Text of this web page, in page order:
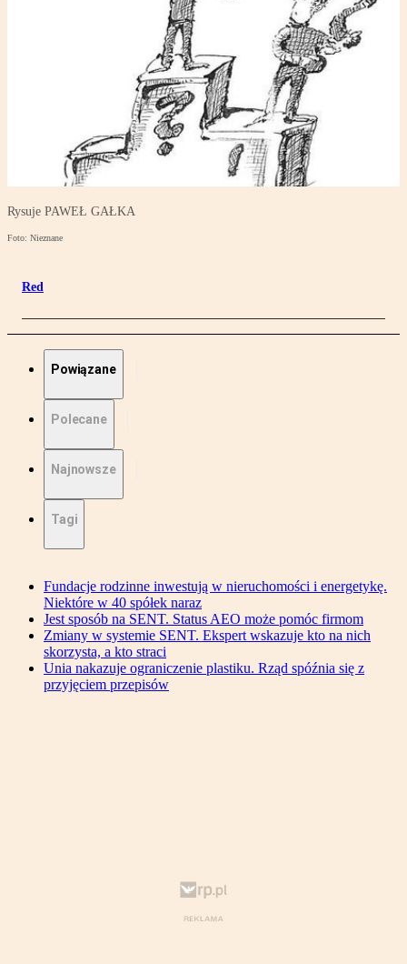
Rysuje PAWEŁ GAŁKA
Foto: Nieznane
Red
Powiązane
Polecane
Najnowsze
Tagi
Fundacje rodzinne inwestują w nieruchomości i energetykę.
Niektóre w 40 spółek naraz
Jest sposób na SENT. Status AEO może pomóc firmom
Zmiany w systemie SENT. Ekspert wskazuje kto na nich
skorzysta, a kto straci
Unia nakazuje ograniczenie plastiku. Rząd spóźnia się z
przyjęciem przepisów